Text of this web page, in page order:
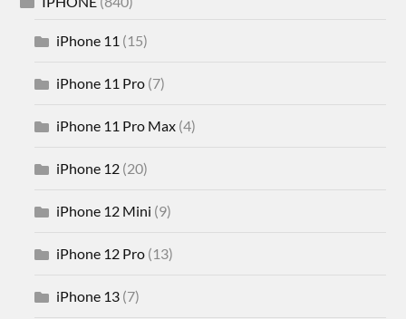
iPhone 11 (15)
iPhone 11 Pro (7)
iPhone 11 Pro Max (4)
iPhone 12 (20)
iPhone 12 Mini (9)
iPhone 12 Pro (13)
iPhone 13 (7)